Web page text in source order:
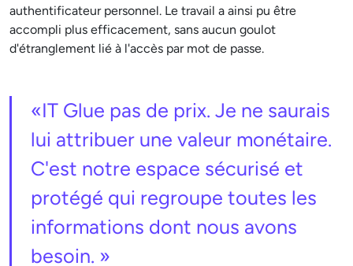
authentificateur personnel. Le travail a ainsi pu être
accompli plus efficacement, sans aucun goulot
d'étranglement lié à l'accès par mot de passe.
«IT Glue pas de prix. Je ne saurais
lui attribuer une valeur monétaire.
C'est notre espace sécurisé et
protégé qui regroupe toutes les
informations dont nous avons
besoin. »